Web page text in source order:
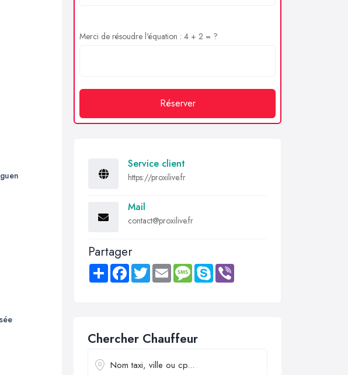
Merci de résoudre l'équation : 4 + 2 = ?
Réserver
Service client
https://proxilive.fr
Mail
contact@proxilive.fr
Partager
Share FacebookTwitter Email MessageSkype
Chercher Chauffeur